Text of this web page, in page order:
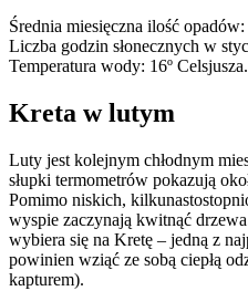
Średnia miesięczna ilość
Liczba godzin słonecznych w
Temperatura wody: 16º Celsjusza.
Kreta w lutym
Luty jest kolejnym chłodnym
słupki termometrów pokazują
Pomimo niskich,
wyspie zaczynają kwitnąć
wybiera się na Kretę – jedną z
powinien wziąć ze sobą ciepłą
kapturem).